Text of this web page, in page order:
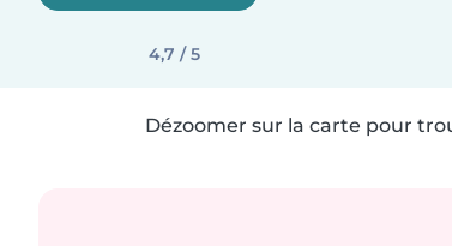
4,7 / 5
Dézoomer sur la carte pour